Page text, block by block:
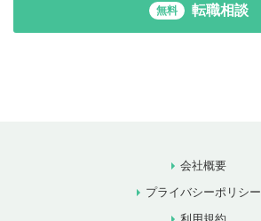
無料 転職相談
会社概要
プライバシーポリシー
利用規約